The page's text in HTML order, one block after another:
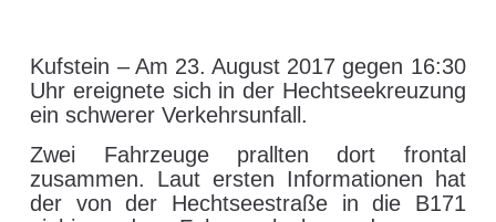
Verkehrsunfall auf der
Hechtseekreuzung in
Kufstein
24. August 2017